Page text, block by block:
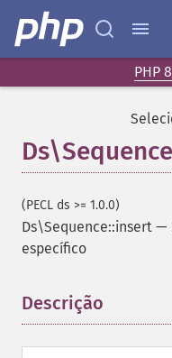
PHP
(PECL ds >= 1.0.0)
Ds\Sequence::insert —
específico
Descrição